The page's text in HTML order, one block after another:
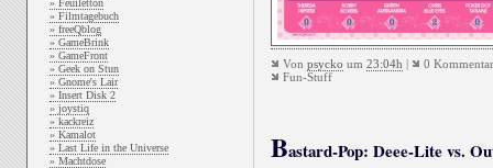
» Feuiletton
» Filmtagebuch
» freeQblog
» GameBrink
» GameFront
» Geek on Stun
» Gnome's Lair
» Insert Disk 2
» joystiq
» kackreiz
» Kamalot
» Last Life in the Universe
» Machtdose
Von psycko um 23:04h |
0
Fun-Stuff
Bastard-Pop: Deee-Lite vs.